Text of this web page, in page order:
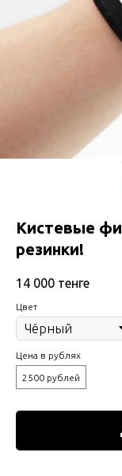
Кистевые
резинки!
14 000 тенге
Цвет
Цена в рублях
2500 рублей